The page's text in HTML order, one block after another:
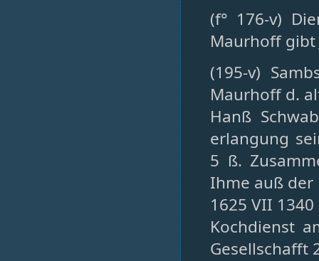
(f° 176-v)
Maurhoff gibt
(195-v)
Maurhoff d.
Hanß
erlangung
5 ß.
Ihme auß der
1625 VII
Kochdienst
Gesellschafft